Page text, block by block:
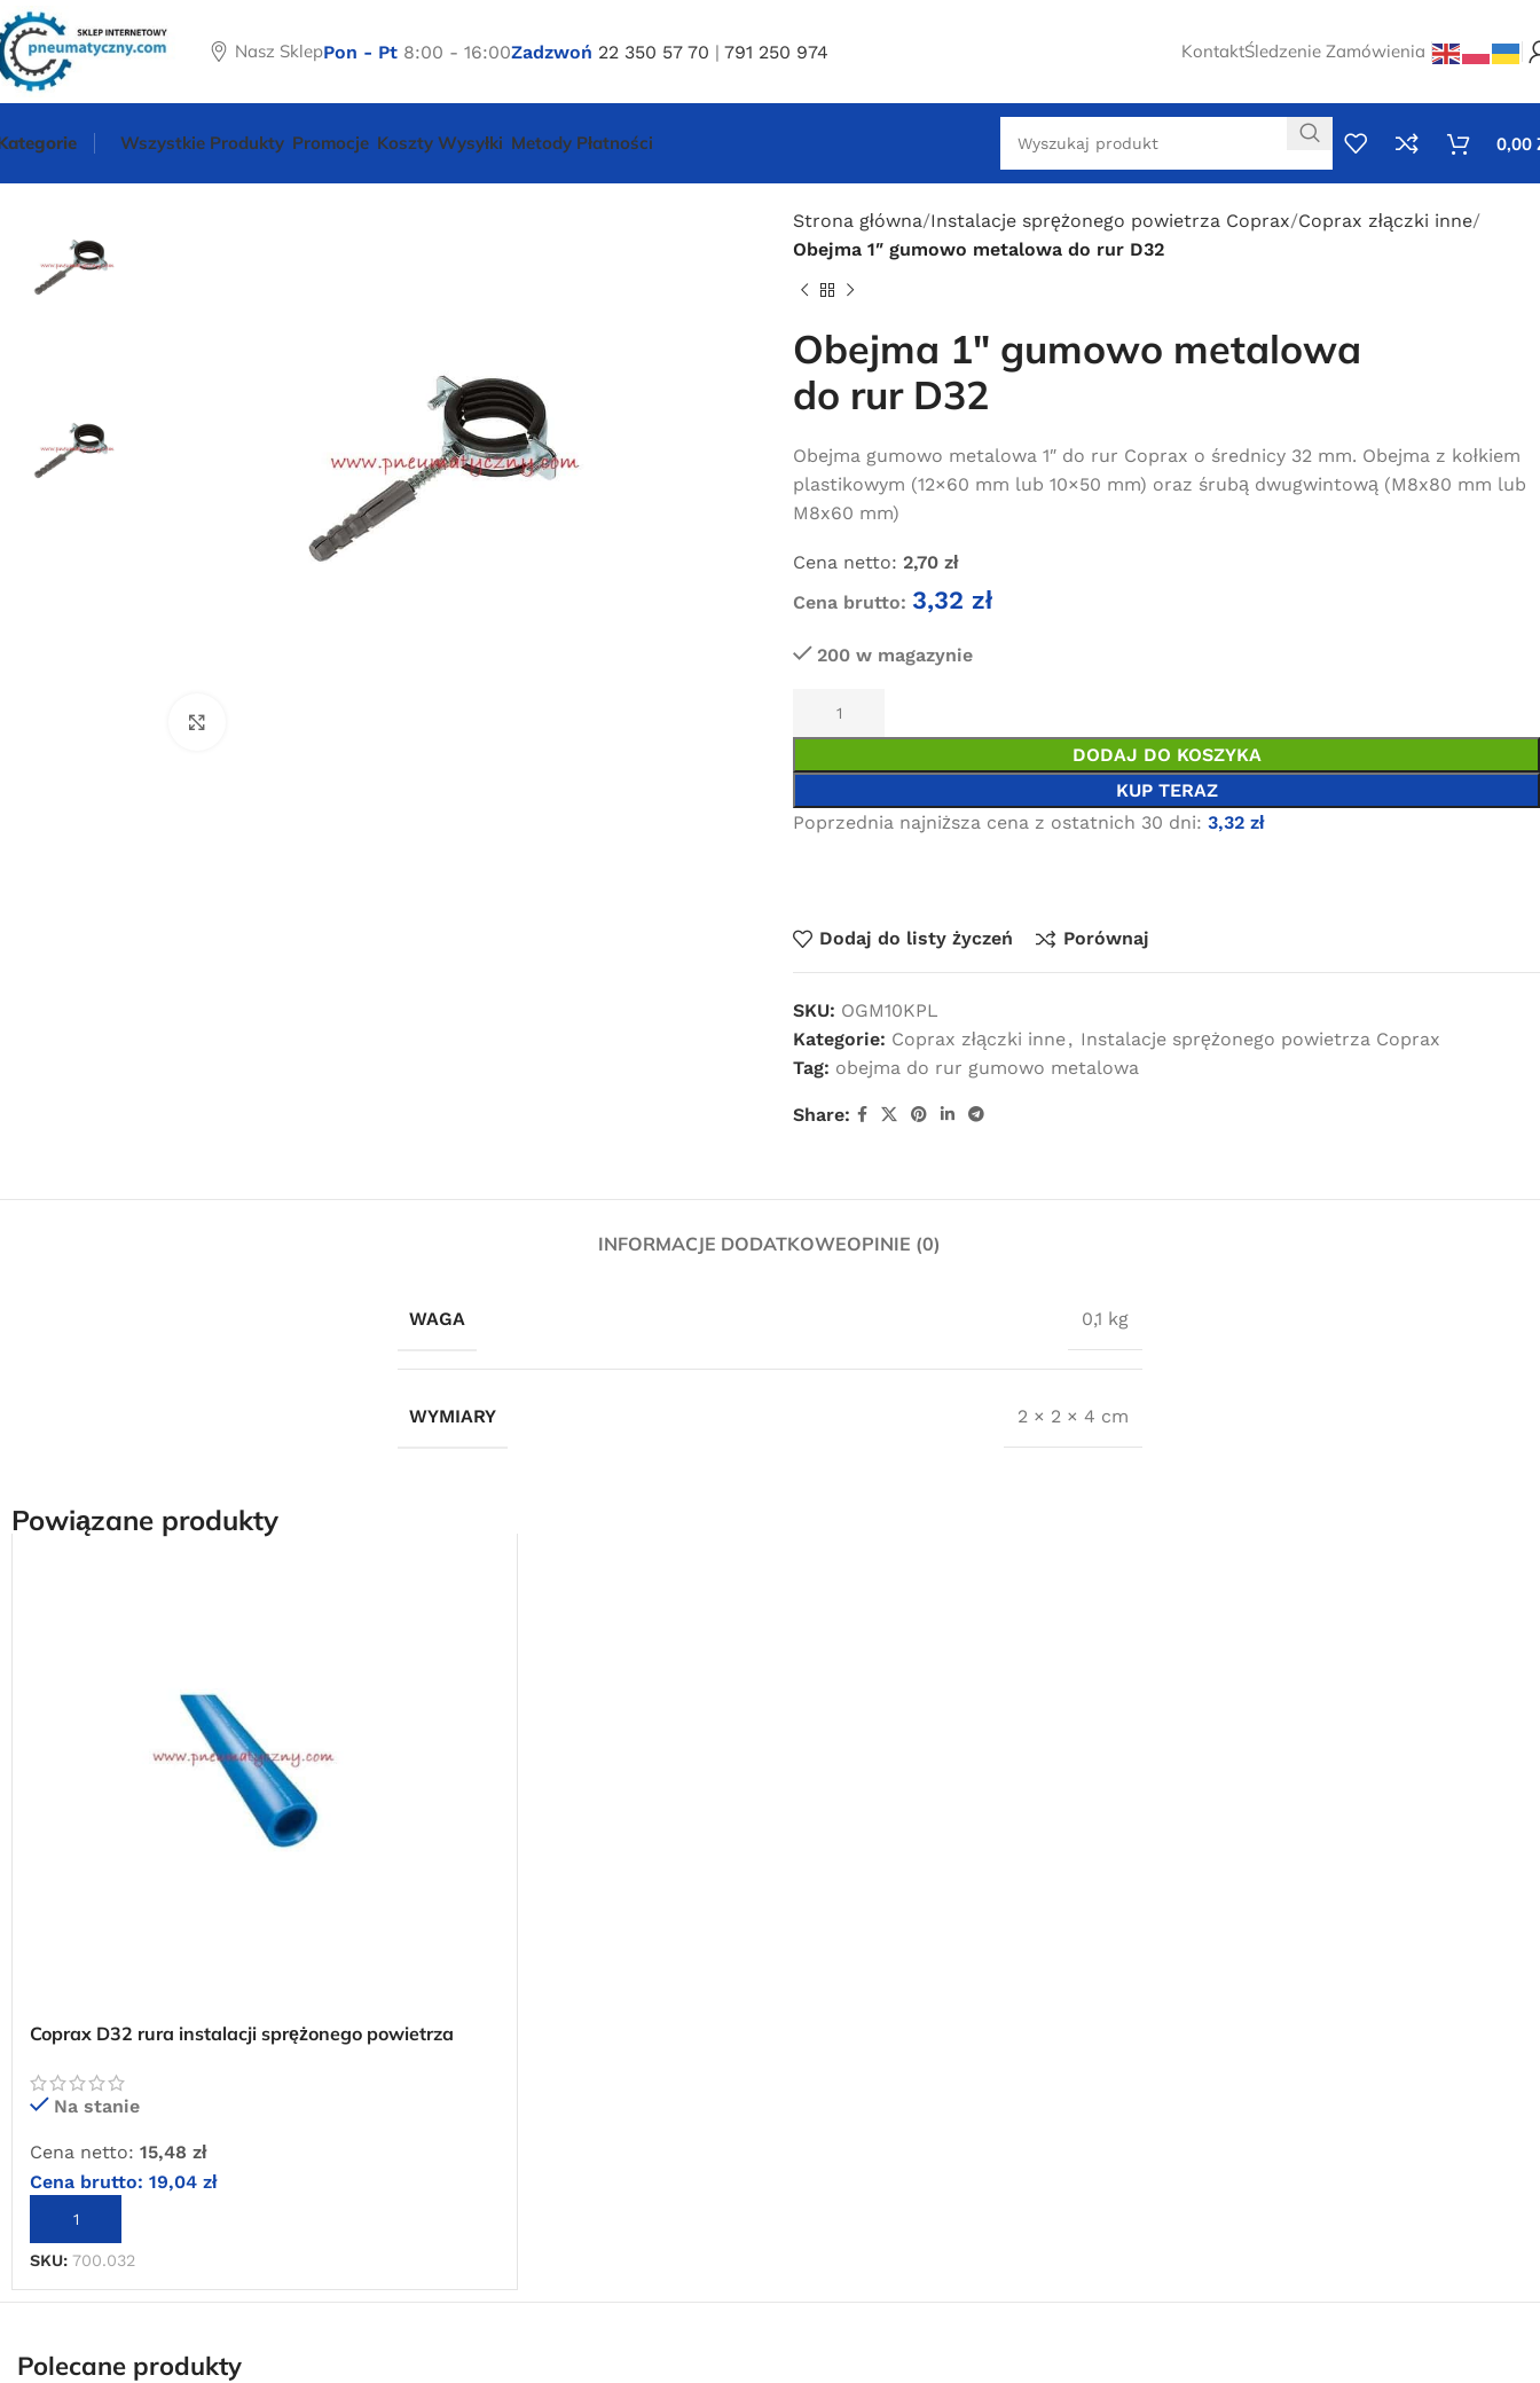
Nasz SklepPon - Pt 8:00 - 16:00Zadzwoń 22 350 57 70 |791 250 974 KontaktŚledzenie Zamówienia
Wszystkie Produkty Promocje Koszty Wysyłki Metody Płatności 0,00
Strona główna Instalacje sprężonego powietrza Coprax Coprax złączki inne
Obejma 1″ gumowo metalowa do rur D32
Obejma 1″ gumowo metalowa
do rur D32
Obejma gumowo metalowa 1″ do rur Coprax o średnicy 32 mm. Obejma z kołkiem
plastikowym (12×60 mm lub 10×50 mm) oraz śrubą dwugwintową (M8x80 mm lub
M8x60 mm)
Cena netto: 2,70 zł
Cena brutto: 3,32 zł
200 w magazynie
DODAJ DO KOSZYKA
KUP TERAZ
Poprzednia najniższa cena z ostatnich 30 dni: 3,32 zł
Dodaj do listy życzeń Porównaj
SKU: OGM10KPL
Kategorie: Coprax złączki inne, Instalacje sprężonego powietrza Coprax
Tag: obejma do rur gumowo metalowa
Share:
INFORMACJE DODATKOWEOPINIE (0)
WAGA 0,1 kg
WYMIARY 2 × 2 × 4 cm
Powiązane produkty
Coprax D32 rura instalacji sprężonego powietrza
Na stanie
Cena netto: 15,48 zł
Cena brutto: 19,04 zł
DODAJ DO KOSZYKA
SKU: 700.032
Polecane produkty